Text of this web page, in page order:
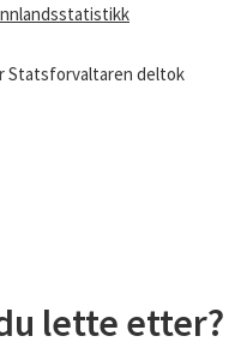
Statsforvaltaren deltok
lette etter?